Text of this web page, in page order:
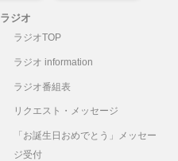
ラジオ
ラジオTOP
ラジオ information
ラジオ番組表
リクエスト・メッセージ
「お誕生日おめでとう」メッセー
ジ受付